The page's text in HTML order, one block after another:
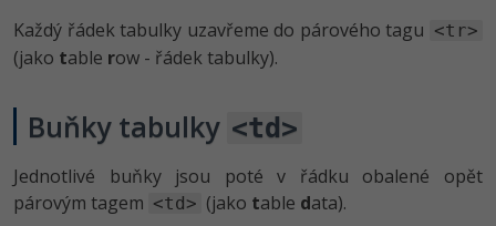
Každý řádek tabulky uzavřeme do párového tagu <tr>
(jako table row - řádek tabulky).
Buňky tabulky <td>
Jednotlivé buňky jsou poté v řádku obalené opět
párovým tagem <td> (jako table data).